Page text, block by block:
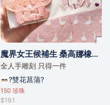
魔界女王候補生 桑高娜橡皮章
全人手雕刻 只得一件
?雙花菖蒲?
150 珍珠
$19.1